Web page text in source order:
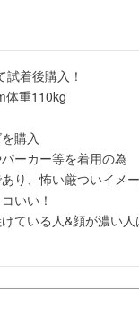
試着後購入！
体重110kg
購入
ーカー等を着用の為
り、怖い厳ついイメ
いい！
ている人&顔が濃い